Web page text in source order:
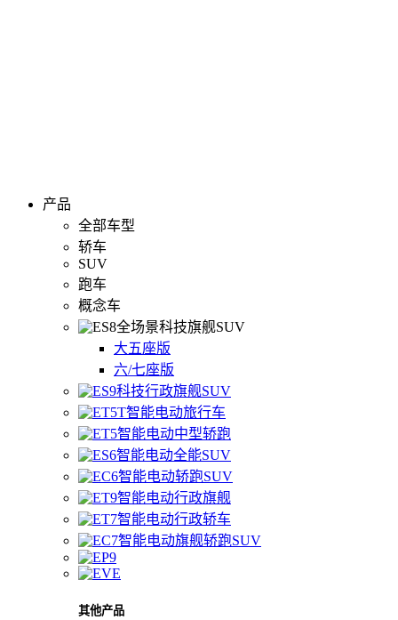
产品
全部车型
轿车
SUV
跑车
概念车
全场景科技旗舰SUV
大五座版
六/七座版
科技行政旗舰SUV
智能电动旅行车
智能电动中型轿跑
智能电动全能SUV
智能电动轿跑SUV
智能电动行政旗舰
智能电动行政轿车
智能电动旗舰轿跑SUV
其他产品